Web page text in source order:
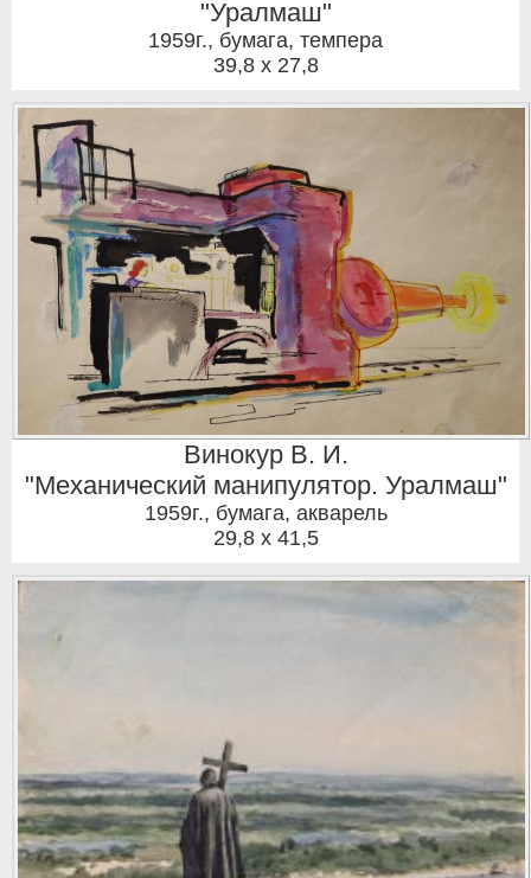
"Уралмаш"
1959г., бумага, темпера
39,8 x 27,8
Винокур В. И.
"Механический манипулятор. Уралмаш"
1959г., бумага, акварель
29,8 x 41,5